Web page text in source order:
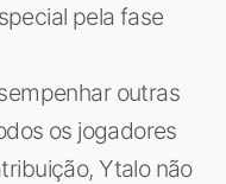
pela fase
outras
os jogadores
Ytalo não